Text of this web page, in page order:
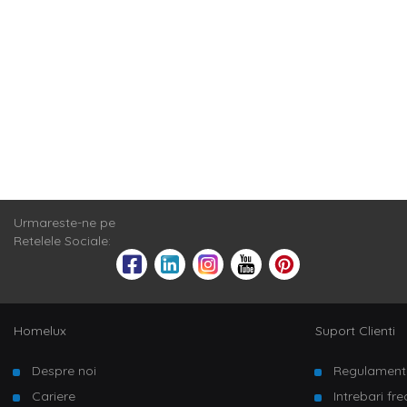
modele
La
Pe langa
Urmareste-ne pe
Retelele Sociale:
Homelux
Despre noi
Cariere
Suport Clienti
Intrebari